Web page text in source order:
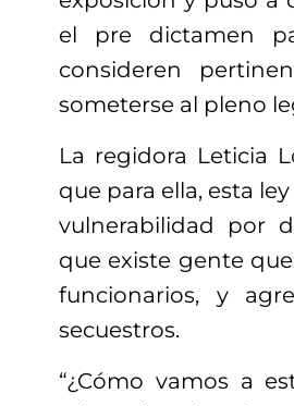
el pre dictamen
consideren
someterse al pleno
La regidora Leticia
que para ella, esta
vulnerabilidad por
que existe gente
funcionarios, y
secuestros.
“¿Cómo vamos a